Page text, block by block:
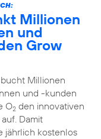
Millionen
und
Grow
Millionen
und -kunden
O2den innovativen
auf. Damit
jährlich kostenlos